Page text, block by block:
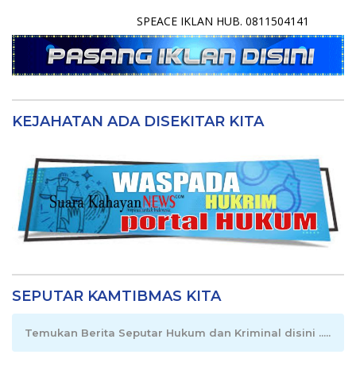
SPEACE IKLAN HUB. 0811504141
KEJAHATAN ADA DISEKITAR KITA
SEPUTAR KAMTIBMAS KITA
Temukan Berita Seputar Hukum dan Kriminal disini .....